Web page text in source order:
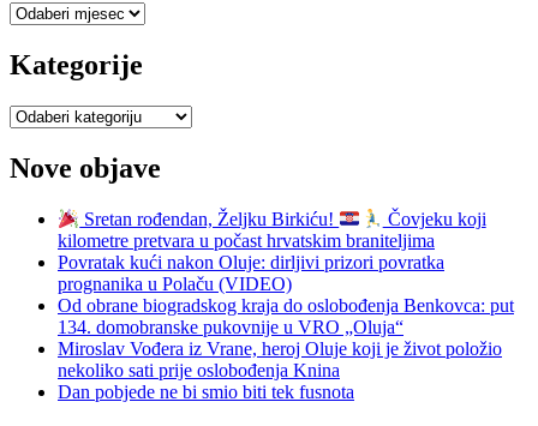
Sve
Kategorije
Kategorije
Nove objave
Sretan rođendan, Željku Birkiću!
Čovjeku koji
kilometre pretvara u počast hrvatskim braniteljima
Povratak kući nakon Oluje: dirljivi prizori povratka
prognanika u Polaču (VIDEO)
Od obrane biogradskog kraja do oslobođenja Benkovca: put
134. domobranske pukovnije u VRO „Oluja“
Miroslav Vođera iz Vrane, heroj Oluje koji je život položio
nekoliko sati prije oslobođenja Knina
Dan pobjede ne bi smio biti tek fusnota